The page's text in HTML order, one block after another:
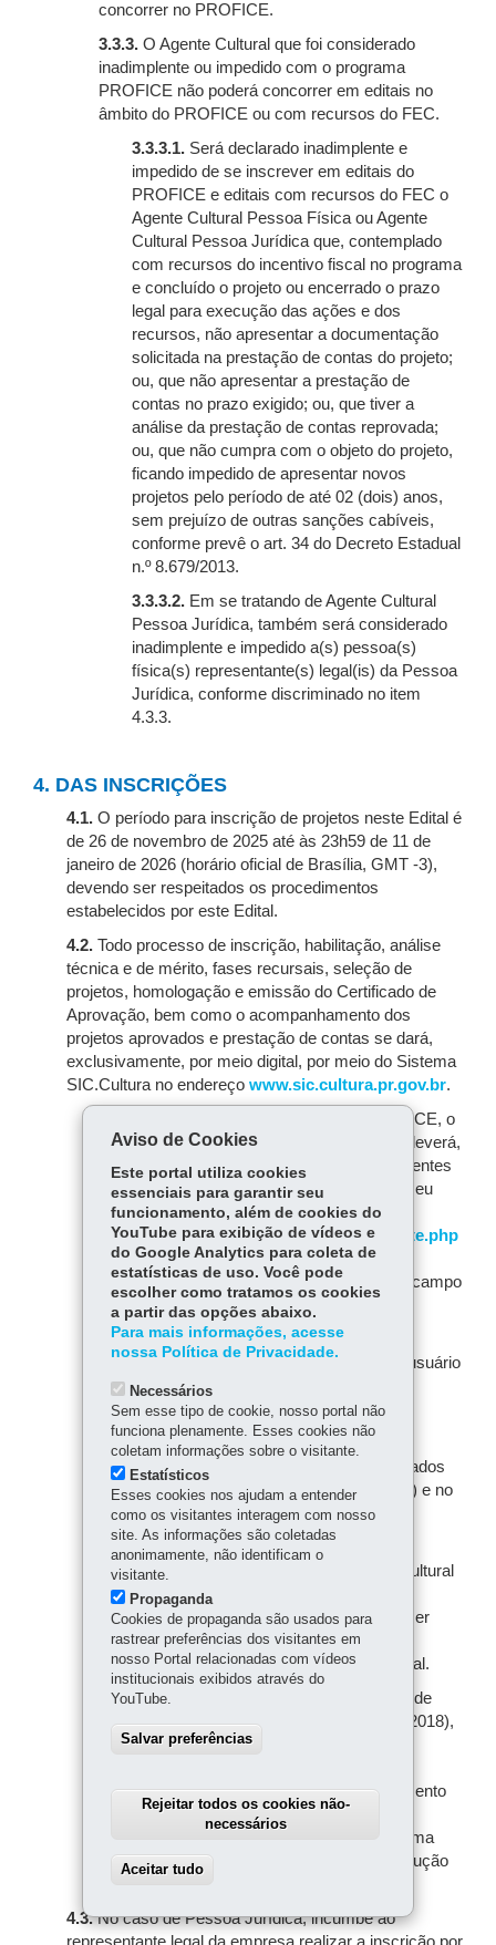
concorrer no PROFICE.
3.3.3.O Agente Cultural que foi considerado
inadimplente ou impedido com o programa
PROFICE não poderá concorrer em editais no
âmbito do PROFICE ou com recursos do FEC.
3.3.3.1. Será declarado inadimplente e
impedido de se inscrever em editais do
PROFICE e editais com recursos do FEC o
Agente Cultural Pessoa Física ou Agente
Cultural Pessoa Jurídica que, contemplado
com recursos do incentivo fiscal no programa
e concluído o projeto ou encerrado o prazo
legal para execução das ações e dos
recursos, não apresentar a documentação
solicitada na prestação de contas do projeto;
ou, que não apresentar a prestação de
contas no prazo exigido; ou, que tiver a
análise da prestação de contas reprovada;
ou, que não cumpra com o objeto do projeto,
ficando impedido de apresentar novos
projetos pelo período de até 02 (dois) anos,
sem prejuízo de outras sanções cabíveis,
conforme prevê o art. 34 do Decreto Estadual
n.º 8.679/2013.
3.3.3.2. Em se tratando de Agente Cultural
Pessoa Jurídica, também será considerado
inadimplente e impedido a(s) pessoa(s)
física(s) representante(s) legal(is) da Pessoa
Jurídica, conforme discriminado no item
4.3.3.
4. DAS INSCRIÇÕES
4.1. O período para inscrição de projetos neste Edital é
de 26 de novembro de 2025 até às 23h59 de 11 de
janeiro de 2026 (horário oficial de Brasília, GMT -3),
devendo ser respeitados os procedimentos
estabelecidos por este Edital.
4.2.Todo processo de inscrição, habilitação, análise
técnica e de mérito, fases recursais, seleção de
projetos, homologação e emissão do Certificado de
Aprovação, bem como o acompanhamento dos
projetos aprovados e prestação de contas se dará,
exclusivamente, por meio digital, por meio do Sistema
SIC.Cultura no endereço www.sic.cultura.pr.gov.br.
Para participar deste Edital do PROFICE, o
Agente Cultural Pessoa Física ou Jurídica deverá,
obrigatoriamente, integrar o Cadastro de Agentes
Culturais do Estado do Paraná, realizando seu
cadastro no endereço
www.sic.cultura.pr.gov.br/cadastro/agente.php
(ou acessando o sistema pelo endereço
www.sic.cultura.pr.gov.bre localizando o campo
“Agentes Culturais”).
4.2.2.O uso do login e senha é pessoal e
intransferível, cabendo exclusivamente ao usuário
a correta utilização de seu email, senha e
cadastro no SIC.Cultura.
4.2.3.O formulário de inscrição e demais
documentos necessários serão disponibilizados
no SIC.Cultura (www.sic.cultura.pr.gov.br ) e no
endereçowww.cultura.pr.gov.br.
O nome, o CPF/CNPJ, o endereço,
contatos telefônicos e o e-mail do Agente Cultural
informados nas declarações ou demais
documentos anexados no projeto deverão ser
obrigatoriamente os mesmos que aqueles
discriminados no cadastro do Agente Cultural.
4.2.5.Conforme determinação da Lei Geral de
Proteção de Dados (Lei Federal n.º 13.709/2018),
Decreto Federal n.º 6.474/2020 e Decreto
participação no certame implicará no tratamento
de seus dados pessoais. A finalidade do
tratamento dos dados pessoais listados acima
está correlacionada à organização e à execução
4.3.No caso de Pessoa Jurídica, incumbe ao
Aviso de Cookies
Este portal utiliza cookies
essenciais para garantir seu
funcionamento, além de cookies do
YouTube para exibição de vídeos e
do Google Analytics para coleta de
estatísticas de uso. Você pode
escolher como tratamos os cookies
a partir das opções abaixo.
Para mais informações, acesse
nossa Política de Privacidade.
Necessários
Sem esse tipo de cookie, nosso portal não
funciona plenamente. Esses cookies não
coletam informações sobre o visitante.
Estatísticos
Esses cookies nos ajudam a entender
como os visitantes interagem com nosso
site. As informações são coletadas
anonimamente, não identificam o
visitante.
Propaganda
Cookies de propaganda são usados para
rastrear preferências dos visitantes em
nosso Portal relacionadas com vídeos
institucionais exibidos através do
YouTube.
Salvar preferências
Rejeitar todos os cookies não-
necessários
Aceitar tudo